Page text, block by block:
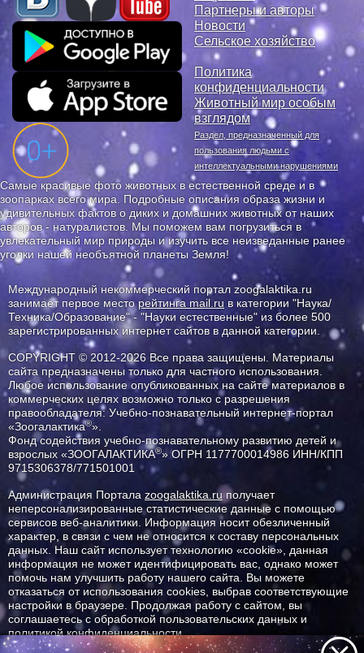
Партнеры и авторы
Новости
Сельское хозяйство
Политика
конфиденциальности
Животный мир особым
взглядом
Раздел, предназначенный для
пользования людьми с
интеллектуальными нарушениями
Самые красивые фото животных в естественной среде и в
зоопарках всего мира. Подробные описания образа жизни и
удивительных фактов о диких и домашних животных от наших
авторов - натуралистов. Мы поможем вам погрузиться в
увлекательный мир природы и изучить все неизведанные ранее
уголки нашей необъятной планеты Земля!
Международный некоммерческий портал zoogalaktika.ru
занимает первое месторейтинга mail.ru в категории "Наука/
Техника/Образование" - "Науки естественные" из более 500
зарегистрированных интернет сайтов в данной категории.
COPYRIGHT © 2012-2026 Все права защищены. Материалы
сайта предназначены только для частного использования.
Любое использование опубликованных на сайте материалов в
коммерческих целях возможно только с разрешения
правообладателя: Учебно-познавательный интернет-портал
«Зоогалактика®».
Фонд содействия учебно-познавательному развитию детей и
взрослых «ЗООГАЛАКТИКА®» ОГРН 1177700014986 ИНН/КПП
9715306378/771501001
Администрация Портала zoogalaktika.ruполучает
неперсонализированные статистические данные с помощью
сервисов веб-аналитики. Информация носит обезличенный
характер, в связи с чем не относится к составу персональных
данных. Наш сайт использует технологию «cookie», данная
информация не может идентифицировать вас, однако может
помочь нам улучшить работу нашего сайта. Вы можете
отказаться от использования cookies, выбрав соответствующие
настройки в браузере. Продолжая работу с сайтом, вы
соглашаетесь с обработкой пользовательских данных и
политикой конфиденциальности.